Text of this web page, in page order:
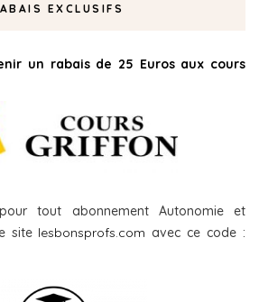
EXCLUSIFS
un rabais de 25 Euros aux cours
tout abonnement Autonomie et
site lesbonsprofs.com avec ce code :